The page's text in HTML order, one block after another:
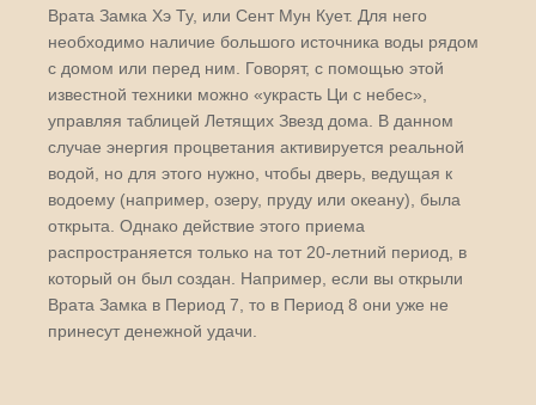
Врата Замка Хэ Ту, или Сент Мун Кует. Для него
необходимо наличие большого источника воды рядом
с домом или перед ним. Говорят, с помощью этой
известной техники можно «украсть Ци с небес»,
управляя таблицей Летящих Звезд дома. В данном
случае энергия процветания активируется реальной
водой, но для этого нужно, чтобы дверь, ведущая к
водоему (например, озеру, пруду или океану), была
открыта. Однако действие этого приема
распространяется только на тот 20-летний период, в
который он был создан. Например, если вы открыли
Врата Замка в Период 7, то в Период 8 они уже не
принесут денежной удачи.